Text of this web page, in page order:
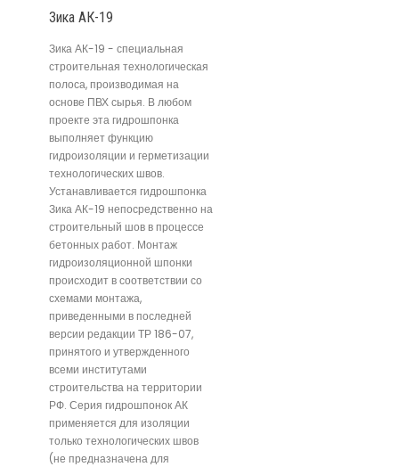
Зика АК-19
Зика АК-19 - специальная
строительная технологическая
полоса, производимая на
основе ПВХ сырья. В любом
проекте эта гидрошпонка
выполняет функцию
гидроизоляции и герметизации
технологических швов.
Устанавливается гидрошпонка
Зика АК-19 непосредственно на
строительный шов в процессе
бетонных работ. Монтаж
гидроизоляционной шпонки
происходит в соответствии со
схемами монтажа,
приведенными в последней
версии редакции ТР 186-07,
принятого и утвержденного
всеми институтами
строительства на территории
РФ. Серия гидрошпонок АК
применяется для изоляции
только технологических швов
(не предназначена для